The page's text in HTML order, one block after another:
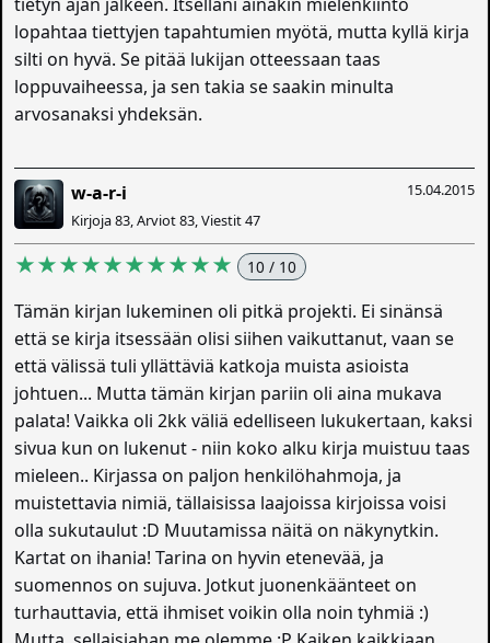
lopahtaa tiettyjen tapahtumien myötä, mutta kyllä kirja
silti on hyvä. Se pitää lukijan otteessaan taas
loppuvaiheessa, ja sen takia se saakin minulta
arvosanaksi yhdeksän.
15.04.2015
w-a-r-i
Kirjoja 83, Arviot 83, Viestit 47
★★★★★★★★★★ 10 / 10
Tämän kirjan lukeminen oli pitkä projekti. Ei sinänsä
että se kirja itsessään olisi siihen vaikuttanut, vaan se
että välissä tuli yllättäviä katkoja muista asioista
johtuen... Mutta tämän kirjan pariin oli aina mukava
palata! Vaikka oli 2kk väliä edelliseen lukukertaan, kaksi
sivua kun on lukenut - niin koko alku kirja muistuu taas
mieleen.. Kirjassa on paljon henkilöhahmoja, ja
muistettavia nimiä, tällaisissa laajoissa kirjoissa voisi
olla sukutaulut :D Muutamissa näitä on näkynytkin.
Kartat on ihania! Tarina on hyvin etenevää, ja
suomennos on sujuva. Jotkut juonenkäänteet on
turhauttavia, että ihmiset voikin olla noin tyhmiä :)